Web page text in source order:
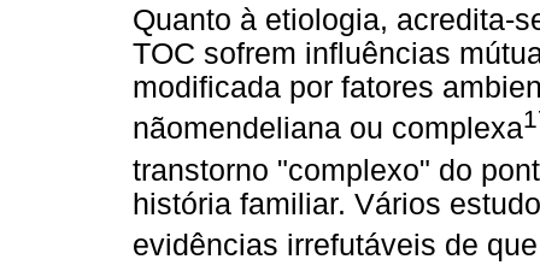
Quanto à etiologia, acredita-
TOC sofrem influências
modificada por fatores
nãomendeliana ou complexa
transtorno "complexo" do
história familiar. Vários
evidências irrefutáveis de